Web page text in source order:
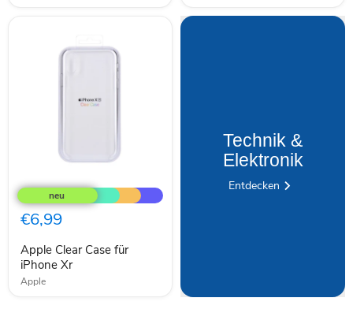
Clear
Case
für
iPhone
€6,99
Apple Clear Case für
iPhone Xr
Apple
Technik &
Elektronik
Entdecken